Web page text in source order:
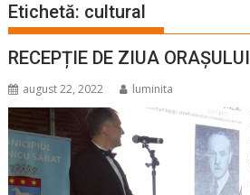
Etichetă: cultural
RECEPȚIE DE ZIUA ORAȘULUI
august 22, 2022 luminita